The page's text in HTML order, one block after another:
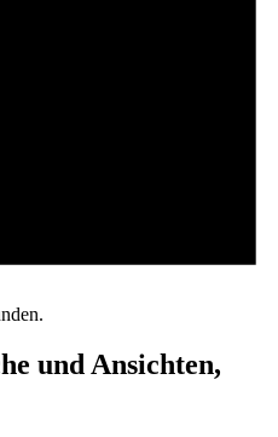
und Ansichten,